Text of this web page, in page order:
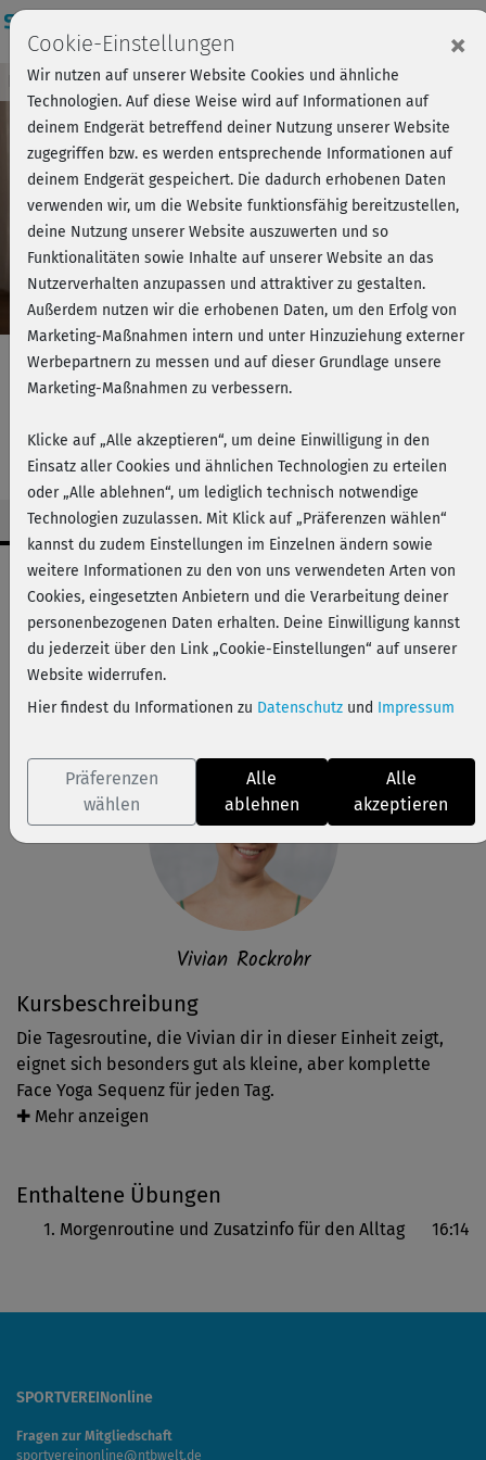
Play
Video
Kursvorschau - Jetzt mitmachen!
Face Yoga - Tagesroutine und Tipps
für den Alltag
Kursbeschreibung
Die Tagesroutine, die Vivian dir in dieser Einheit zeigt,
eignet sich besonders gut als kleine, aber komplette
Face Yoga Sequenz für jeden Tag.
Vivian startet mit einer Mini-Lympheinheit, um das
oder abendliches Eincremen einbauen möchtest,
vielleicht variierst du auch täglich oder bindest eine
Technik der anderen Sequenzen mit ein.
✚ Mehr anzeigen
Enthaltene Übungen
Morgenroutine und Zusatzinfo für den Alltag 16:14
Workout-Facts
leicht
16 Min
32 kcal
Vivian Rockrohr
Vivian Rockrohr
SPORTVEREINonline
Fragen zur Mitgliedschaft
sportvereinonline@ntbwelt.de
Cookie-Einstellungen ×
Wir nutzen auf unserer Website Cookies und ähnliche
Technologien. Auf diese Weise wird auf Informationen auf
deinem Endgerät betreffend deiner Nutzung unserer Website
zugegriffen bzw. es werden entsprechende Informationen auf
deinem Endgerät gespeichert. Die dadurch erhobenen Daten
verwenden wir, um die Website funktionsfähig bereitzustellen,
deine Nutzung unserer Website auszuwerten und so
Funktionalitäten sowie Inhalte auf unserer Website an das
Nutzerverhalten anzupassen und attraktiver zu gestalten.
Außerdem nutzen wir die erhobenen Daten, um den Erfolg von
Marketing-Maßnahmen intern und unter Hinzuziehung externer
Werbepartnern zu messen und auf dieser Grundlage unsere
Marketing-Maßnahmen zu verbessern.
Klicke auf „Alle akzeptieren“, um deine Einwilligung in den
Einsatz aller Cookies und ähnlichen Technologien zu erteilen
oder „Alle ablehnen“, um lediglich technisch notwendige
Technologien zuzulassen. Mit Klick auf „Präferenzen wählen“
kannst du zudem Einstellungen im Einzelnen ändern sowie
weitere Informationen zu den von uns verwendeten Arten von
Cookies, eingesetzten Anbietern und die Verarbeitung deiner
personenbezogenen Daten erhalten. Deine Einwilligung kannst
du jederzeit über den Link „Cookie-Einstellungen“ auf unserer
Website widerrufen.
Hier findest du Informationen zu Datenschutz und Impressum
Präferenzen
wählen
Alle
ablehnen
Alle
akzeptieren